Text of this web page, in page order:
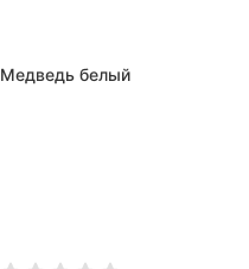
Медведь белый